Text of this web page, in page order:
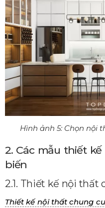
Hình ảnh 5: Chọn nội
2. Các mẫu thiết
biến
2.1. Thiết kế nội thất
Thiết kế nội thất chung